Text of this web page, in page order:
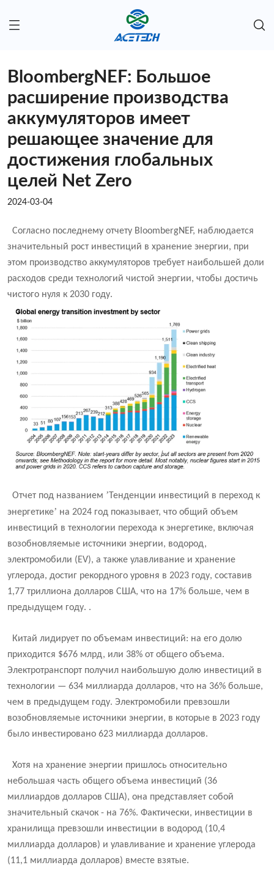
BloombergNEF: Большое
расширение производства
аккумуляторов имеет
решающее значение для
достижения глобальных
целей Net Zero
2024-03-04
Согласно последнему отчету BloombergNEF, наблюдается
значительный рост инвестиций в хранение энергии, при
этом производство аккумуляторов требует наибольшей доли
расходов среди технологий чистой энергии, чтобы достичь
чистого нуля к 2030 году.
Отчет под названием ’ Тенденции инвестиций в переход к
энергетике’ на 2024 год показывает, что общий объем
инвестиций в технологии перехода к энергетике, включая
возобновляемые источники энергии, водород,
электромобили (EV), а также улавливание и хранение
углерода, достиг рекордного уровня в 2023 году, составив
1,77 триллиона долларов США, что на 17% больше, чем в
предыдущем году. .
Китай лидирует по объемам инвестиций: на его долю
приходится $676 млрд, или 38% от общего объема.
Электротранспорт получил наибольшую долю инвестиций в
технологии — 634 миллиарда долларов, что на 36% больше,
чем в предыдущем году. Электромобили превзошли
возобновляемые источники энергии, в которые в 2023 году
было инвестировано 623 миллиарда долларов.
Хотя на хранение энергии пришлось относительно
небольшая часть общего объема инвестиций (36
миллиардов долларов США), она представляет собой
значительный скачок - на 76%. Фактически, инвестиции в
хранилища превзошли инвестиции в водород (10,4
миллиарда долларов) и улавливание и хранение углерода
(11,1 миллиарда долларов) вместе взятые.